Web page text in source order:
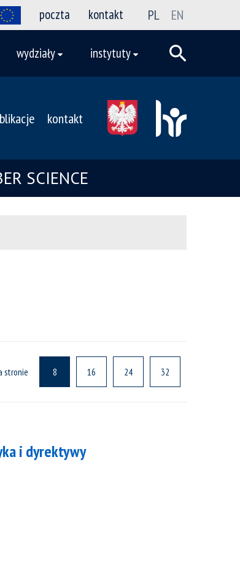
poczta kontakt PL EN
wydziały instytuty
kontakt
SCIENCE
stronie 8 16 24 32
i dyrektywy